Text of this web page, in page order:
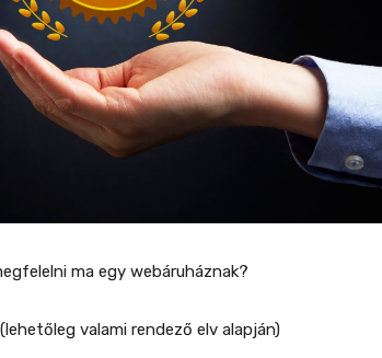
ma egy webáruháznak?
valami rendező elv alapján)